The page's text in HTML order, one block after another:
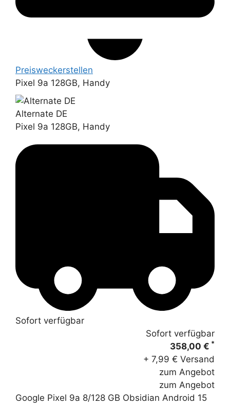
Preisweckerstellen
Pixel 9a 128GB, Handy
Alternate DE
Pixel 9a 128GB, Handy
Sofort verfügbar
Sofort verfügbar
358,00 € *
+ 7,99 € Versand
zum Angebot
zum Angebot
Google Pixel 9a 8/128 GB Obsidian Android 15